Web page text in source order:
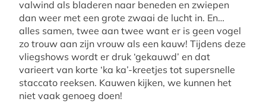
valwind als bladeren naar beneden en zwiepen
dan weer met een grote zwaai de lucht in. En…
alles samen, twee aan twee want er is geen vogel
zo trouw aan zijn vrouw als een kauw! Tijdens deze
vliegshows wordt er druk ‘gekauwd’ en dat
varieert van korte ‘ka ka’-kreetjes tot supersnelle
staccato reeksen. Kauwen kijken, we kunnen het
niet vaak genoeg doen!